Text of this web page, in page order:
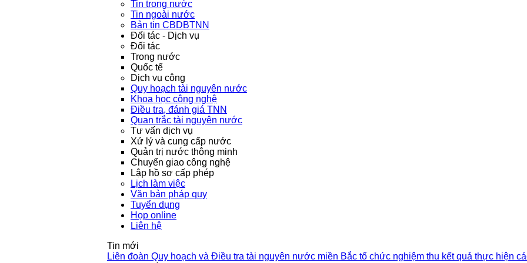
Tin trong nước
Tin ngoài nước
Bản tin CBDBTNN
Đối tác - Dịch vụ
Đối tác
Trong nước
Quốc tế
Dịch vụ công
Quy hoạch tài nguyên nước
Khoa học công nghệ
Điều tra, đánh giá TNN
Quan trắc tài nguyên nước
Tư vấn dịch vụ
Xử lý và cung cấp nước
Quản trị nước thông minh
Chuyển giao công nghệ
Lập hồ sơ cấp phép
Lịch làm việc
Văn bản pháp quy
Tuyển dụng
Họp online
Liên hệ
Tin mới
Liên đoàn Quy hoạch và Điều tra tài nguyên nước miền Bắc tổ chức nghiệm thu kết quả thực hiện